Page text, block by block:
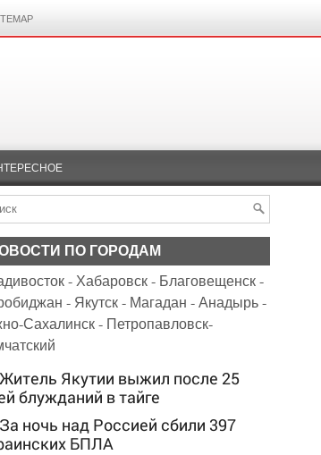
ПО ГОРОДАМ
-Хабаровск- Благовещенск-
- Якутск- Магадан -Анадырь-
Сахалинск- Петропавловск-
Житель Якутии выжил после 25
блужданий в тайге
За ночь над Россией сбили 397
БПЛА